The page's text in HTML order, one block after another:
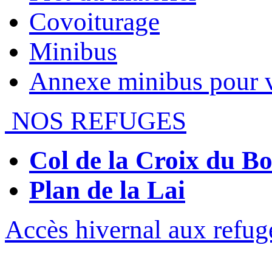
Covoiturage
Minibus
Annexe minibus pour
NOS REFUGES
Col de la Croix du
Plan de la Lai
Accès hivernal aux